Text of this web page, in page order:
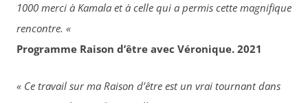
1000 merci à Kamala et à celle qui a permis cette magnifique
rencontre. «
Programme Raison d’être avec Véronique. 2021
« Ce travail sur ma Raison d’être est un vrai tournant dans